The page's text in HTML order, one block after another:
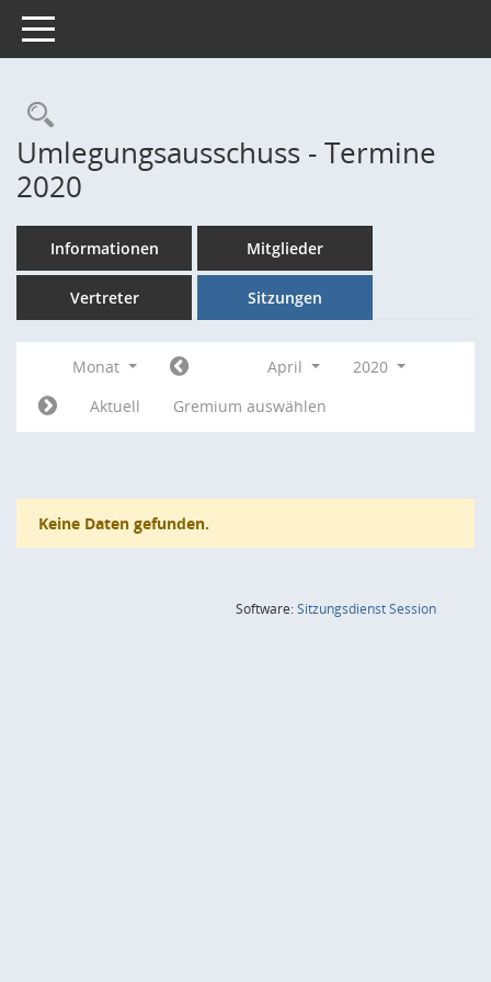
Toggle navigation
Rechercheauswahl
Umlegungsausschuss - Termine
2020
Informationen Mitglieder
Vertreter Sitzungen
Monat April
2020
Aktuell
Gremium auswählen
Keine Daten gefunden.
Software:SitzungsdienstSession(Wird in